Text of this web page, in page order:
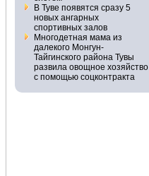
В Туве появятся сразу 5
новых ангарных
спортивных залов
Многодетная мама из
далекого Монгун-
Тайгинского района Тувы
развила овощное хозяйство
с помощью соцконтракта